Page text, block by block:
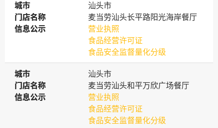
城市
城市
汕头市
门店名称
门店名称
麦当劳汕头长平路阳光海岸餐厅
信息公示
信息公示
营业执照
食品经营许可证
食品安全监督量化分级
城市
城市
汕头市
门店名称
门店名称
麦当劳汕头和平万欣广场餐厅
信息公示
信息公示
营业执照
食品经营许可证
食品安全监督量化分级